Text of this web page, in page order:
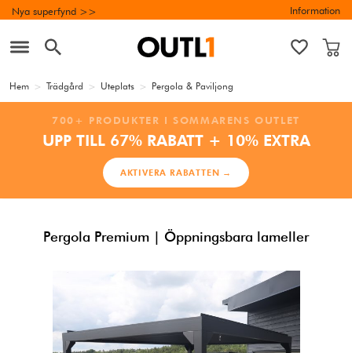
Nya superfynd >> Information
Hem > Trädgård > Uteplats > Pergola & Paviljong
700+ PRODUKTER I SOMMARENS OUTLET
UPP TILL 67% RABATT + 10% EXTRA
AKTIVERA RABATTEN →
Pergola Premium | Öppningsbara lameller